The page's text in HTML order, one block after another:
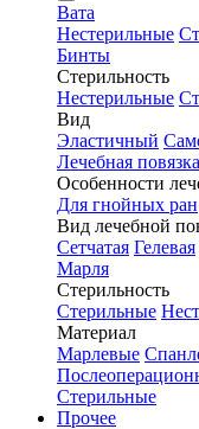
Вата
Нестерильные
Бинты
Стерильность
Нестерильные
Вид
Эластичный
Лечебная повязка
Особенности
Для гнойных ран
Вид лечебной
Сетчатая Гелевая
Марля
Стерильность
Стерильные
Материал
Марлевые
Стерильные
Прочее